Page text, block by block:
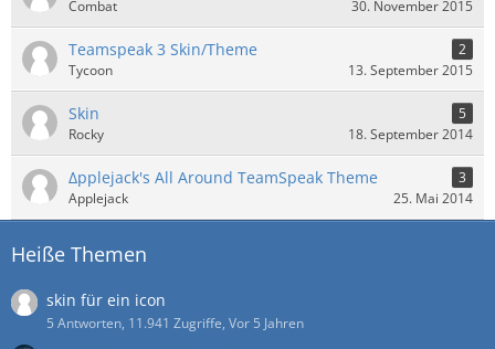
Combat
30. November 2015
Teamspeak 3 Skin/Theme
2
Tycoon
13. September 2015
Skin
5
Rocky
18. September 2014
∆pplejack's All Around TeamSpeak Theme
3
Applejack
25. Mai 2014
Heiße Themen
skin für ein icon
5 Antworten, 11.941 Zugriffe, Vor 5 Jahren